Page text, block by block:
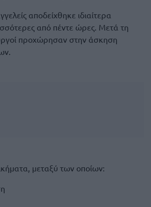
αποδείχθηκε ιδιαίτερα
από πέντε ώρες. Μετά τη
προχώρησαν στην άσκηση
μεταξύ των οποίων: